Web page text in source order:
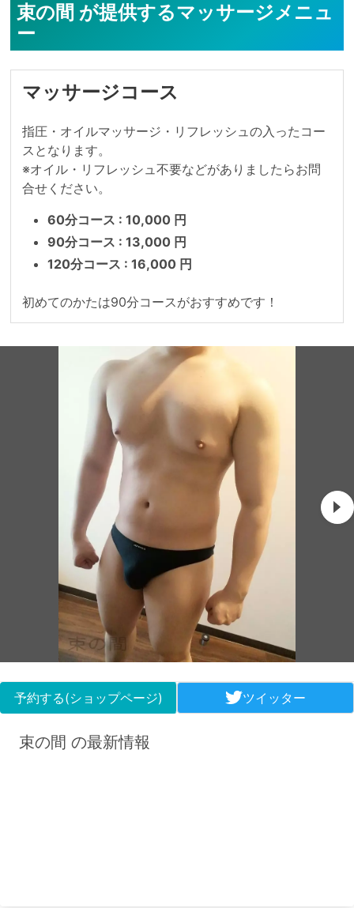
束の間 が提供するマッサージメニュ
ー
マッサージコース
指圧・オイルマッサージ・リフレッシュの入ったコー
スとなります。
※オイル・リフレッシュ不要などがありましたらお問
合せください。
60分コース : 10,000 円
90分コース : 13,000 円
120分コース : 16,000 円
初めてのかたは90分コースがおすすめです！
予約する(ショップページ) ツイッター
束の間 の最新情報